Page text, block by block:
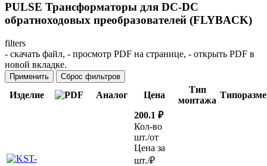
PULSE Трансформаторы для DC-DC
обратноходовых преобразователей (FLYBACK)
filters
- скачать файл, - просмотр PDF на странице, - открыть PDF в
новой вкладке.
Применить Сброс фильтров
Изделие Аналог Цена
Тип
монтажа
200.1 ₽
Кол-во
шт./от
Цена за
шт./₽